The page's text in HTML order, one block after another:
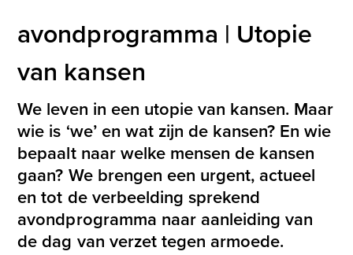
avondprogramma | Utopie
van kansen
We leven in een utopie van kansen. Maar
wie is ‘we’ en wat zijn de kansen? En wie
bepaalt naar welke mensen de kansen
gaan? We brengen een urgent, actueel
en tot de verbeelding sprekend
avondprogramma naar aanleiding van
de dag van verzet tegen armoede.